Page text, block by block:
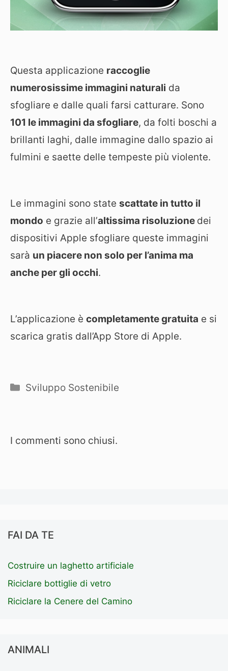
Questa applicazione raccoglie
numerosissime immagini naturali da
sfogliare e dalle quali farsi catturare. Sono
101 le immagini da sfogliare, da folti boschi a
brillanti laghi, dalle immagine dallo spazio ai
fulmini e saette delle tempeste più violente.
Le immagini sono state scattate in tutto il
mondo e grazie all’altissima risoluzione dei
dispositivi Apple sfogliare queste immagini
sarà un piacere non solo per l’anima ma
anche per gli occhi.
L’applicazione è completamente gratuita e si
scarica gratis dall’App Store di Apple.
Categorie
Sviluppo Sostenibile
I commenti sono chiusi.
FAI DA TE
Costruire un laghetto artificiale
Riciclare bottiglie di vetro
Riciclare la Cenere del Camino
ANIMALI